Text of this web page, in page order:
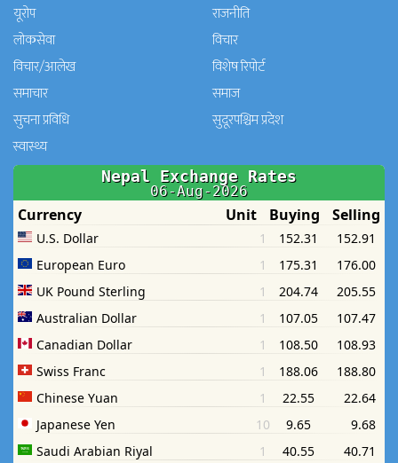
यूरोप
राजनीति
लोकसेवा
विचार
विचार/आलेख
विशेष रिपोर्ट
समाचार
समाज
सुचना प्रविधि
सुदूरपश्चिम प्रदेश
स्वास्थ्य